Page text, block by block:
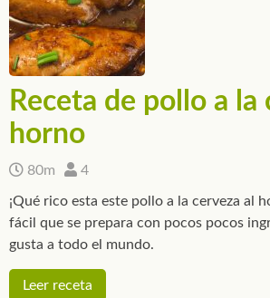
Receta de pollo a la
horno
80m 4
¡Qué rico esta este pollo a la cerveza al
fácil que se prepara con pocos pocos
gusta a todo el mundo.
Leer receta